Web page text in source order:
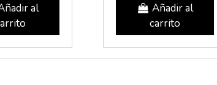
al
Añadir al
carrito